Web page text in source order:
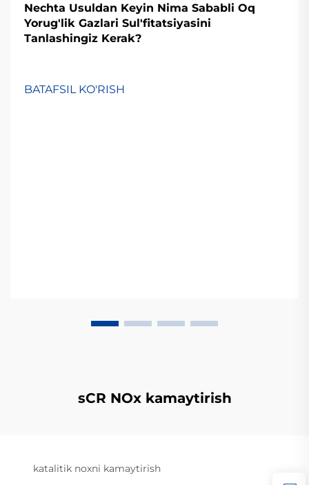
Nechta Usuldan Keyin Nima Sababli Oq
Yorug'lik Gazlari Sul'fitatsiyasini
Tanlashingiz Kerak?
BATAFSIL KO'RISH
sCR NOx kamaytirish
katalitik noxni kamaytirish